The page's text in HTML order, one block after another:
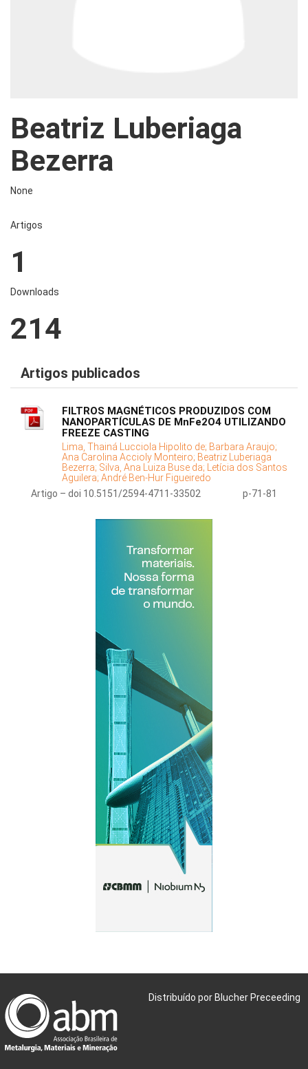
Beatriz Luberiaga
Bezerra
None
Artigos
1
Downloads
214
Artigos publicados
FILTROS MAGNÉTICOS PRODUZIDOS COM
NANOPARTÍCULAS DE MnFe2O4 UTILIZANDO
FREEZE CASTING
Lima, Thainá Lucciola Hipolito de; Barbara Araujo;
Ana Carolina Accioly Monteiro; Beatriz Luberiaga
Bezerra; Silva, Ana Luiza Buse da; Letícia dos Santos
Aguilera; André Ben-Hur Figueiredo
Artigo – doi 10.5151/2594-4711-33502
p-71-81
Distribuído por Blucher Preceeding